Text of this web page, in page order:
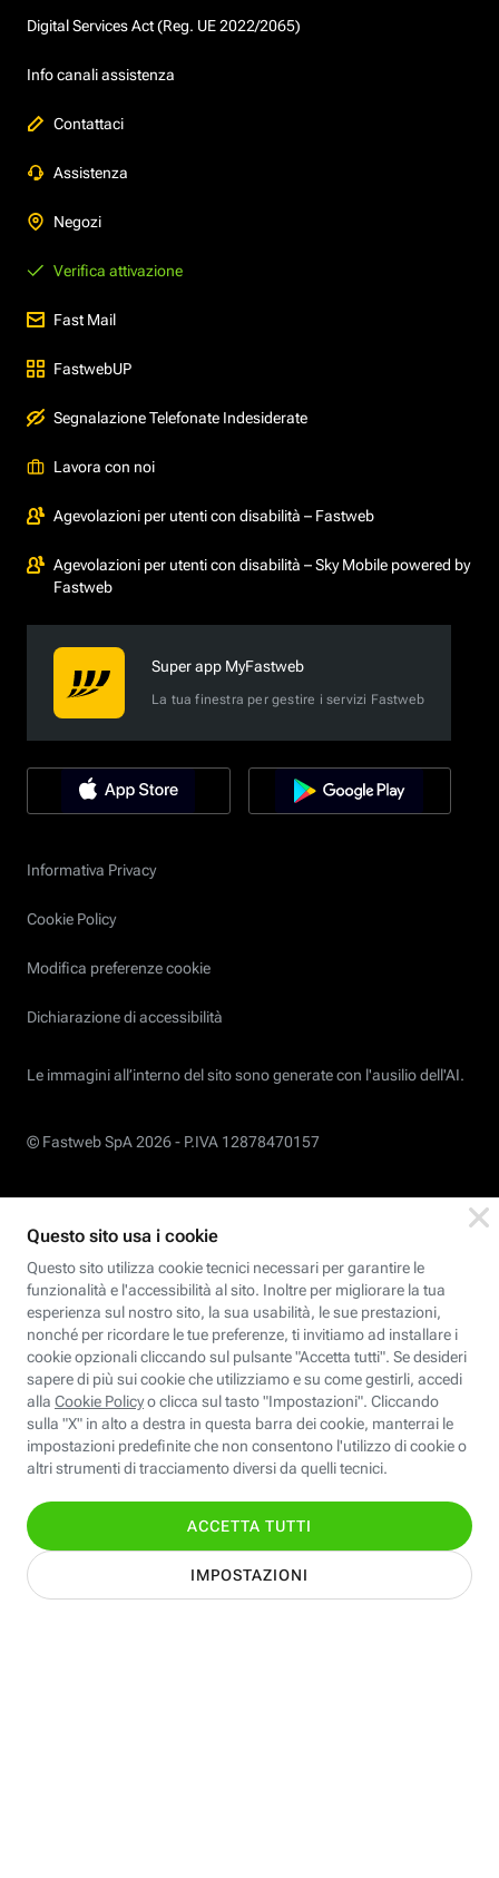
Digital Services Act (Reg. UE 2022/2065)
Info canali assistenza
Contattaci
Assistenza
Negozi
Verifica attivazione
Fast Mail
FastwebUP
Segnalazione Telefonate Indesiderate
Lavora con noi
Agevolazioni per utenti con disabilità – Fastweb
Agevolazioni per utenti con disabilità – Sky Mobile powered by
Fastweb
Super app MyFastweb
La tua finestra per gestire i servizi Fastweb
Informativa Privacy
Cookie Policy
Modifica preferenze cookie
Dichiarazione di accessibilità
Le immagini all’interno del sito sono generate con l'ausilio dell'AI.
© Fastweb SpA 2026 - P.IVA 12878470157